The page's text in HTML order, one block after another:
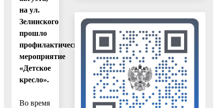
на ул.
Зелинского
прошло
профилактическое
мероприятие
«Детское
кресло».
Во время